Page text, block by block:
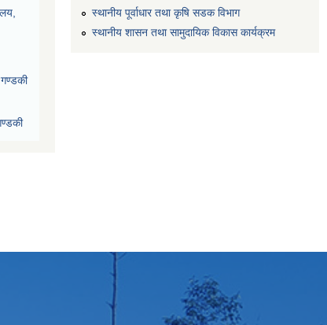
स्थानीय पूर्वाधार तथा कृषि सडक विभाग
स्थानीय शासन तथा सामुदायिक विकास कार्यक्रम